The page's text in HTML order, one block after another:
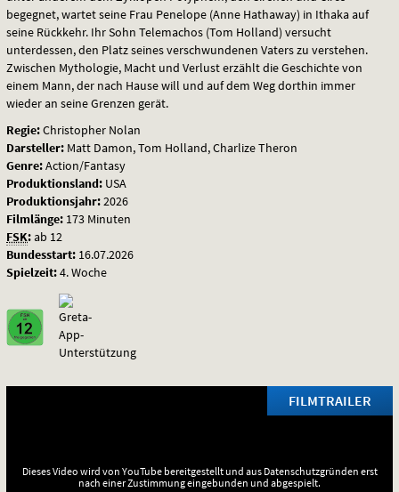
begegnet, wartet seine Frau Penelope (Anne Hathaway) in Ithaka auf
seine Rückkehr. Ihr Sohn Telemachos (Tom Holland) versucht
unterdessen, den Platz seines verschwundenen Vaters zu verstehen.
Zwischen Mythologie, Macht und Verlust erzählt die Geschichte von
einem Mann, der nach Hause will und auf dem Weg dorthin immer
wieder an seine Grenzen gerät.
Regie:Christopher Nolan
Darsteller: Matt Damon, Tom Holland, Charlize Theron
Genre:Action/Fantasy
Produktionsland: USA
Produktionsjahr:2026
Filmlänge: 173 Minuten
FSK:ab 12
Bundesstart: 16.07.2026
Spielzeit:4. Woche
FILMTRAILER
Dieses Video wird von YouTube bereitgestellt und aus Datenschutzgründen erst
nach einer Zustimmung eingebunden und abgespielt.